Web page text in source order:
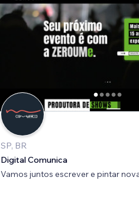
SP, BR
Digital Comunica
Vamos juntos escrever e pintar